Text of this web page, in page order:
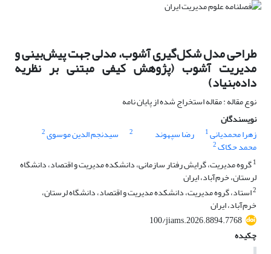
طراحی مدل شکل‌گیری آشوب، مدلی جهت پیش‌بینی و
مدیریت آشوب (پژوهش کیفی مبتنی بر نظریه
داده‌بنیاد)
نوع مقاله : مقاله استخراج شده از پایان نامه
نویسندگان
زهرا محمدیانی1 رضا سپهوند 2 سیدنجم الدین موسوی2
محمد حکاک2
1گروه مدیریت، گرایش رفتار سازمانی، دانشکده مدیریت و اقتصاد، دانشگاه
لرستان، خرم‌آباد، ایران
2استاد، گروه مدیریت، دانشکده مدیریت و اقتصاد، دانشگاه لرستان،
خرم‌آباد، ایران
100/jiams.2026.8894.7768
چکیده